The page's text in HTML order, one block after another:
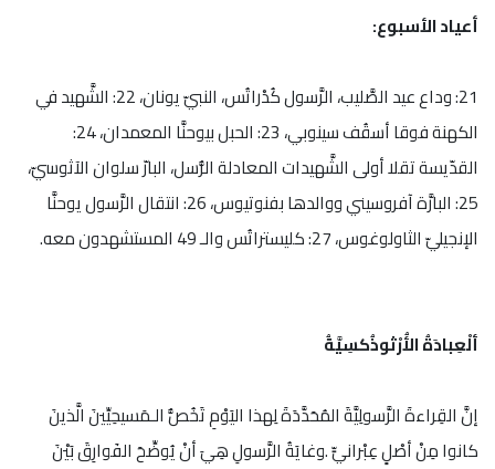
أعياد الأسبوع:
21: وداع عيد الصَّليب، الرَّسول كُدْراتُس، النبيّ يونان، 22: الشَّهيد في
الكهنة فوقا أسقُف سينوبي، 23: الحبل بيوحنَّا المعمدان، 24:
القدّيسة تقلا أولى الشَّهيدات المعادلة الرُّسل، البارّ سلوان الآثوسيّ،
25: البارَّة آفروسيني ووالدها بفنوتيوس، 26: انتقال الرَّسول يوحنَّا
الإنجيليّ الثاولوغوس، 27: كليستراتُس والـ 49 المستشهدون معه.
ألْعِبادَةُ الأُرْثوذُكسِيَّةُ
إنَّ القِراءةَ الرَّسولِيَّةَ المُحَدَّدَةَ لِهذا اليَوْمِ تَخُصُّ الـمَسيحِيِّينَ الَّذينَ
كانوا مِنْ أصْلٍ عِبْرانيٍّ .وغايَةُ الرَّسولِ هِيَ أنْ يُوضِّحَ الفَوارِقَ بَيْنَ